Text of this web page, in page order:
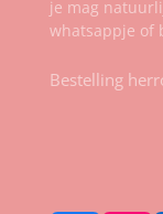
je mag
whatsappje of
Bestelling